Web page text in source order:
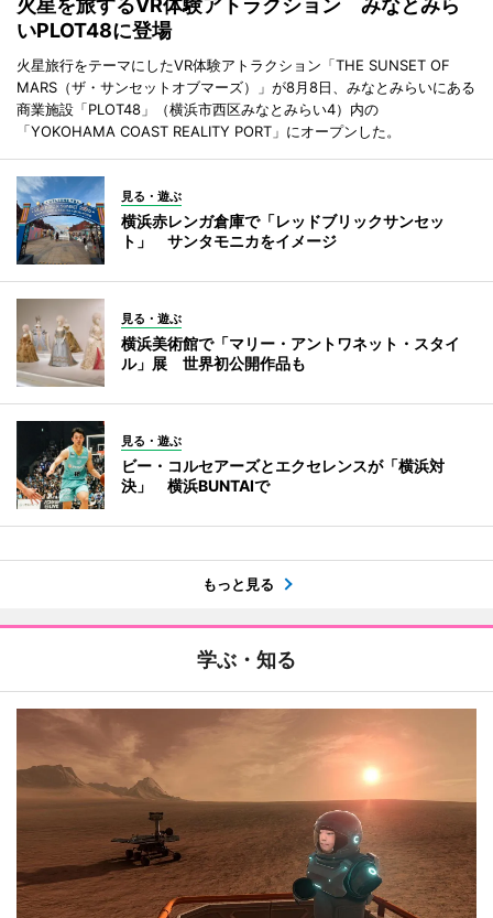
火星を旅するVR体験アトラクション みなとみら
いPLOT48に登場
火星旅行をテーマにしたVR体験アトラクション「THE SUNSET OF
MARS（ザ・サンセットオブマーズ）」が8月8日、みなとみらいにある
商業施設「PLOT48」（横浜市西区みなとみらい4）内の
「YOKOHAMA COAST REALITY PORT」にオープンした。
見る・遊ぶ
横浜赤レンガ倉庫で「レッドブリックサンセッ
ト」 サンタモニカをイメージ
見る・遊ぶ
横浜美術館で「マリー・アントワネット・スタイ
ル」展 世界初公開作品も
見る・遊ぶ
ビー・コルセアーズとエクセレンスが「横浜対
決」 横浜BUNTAIで
もっと見る
学ぶ・知る